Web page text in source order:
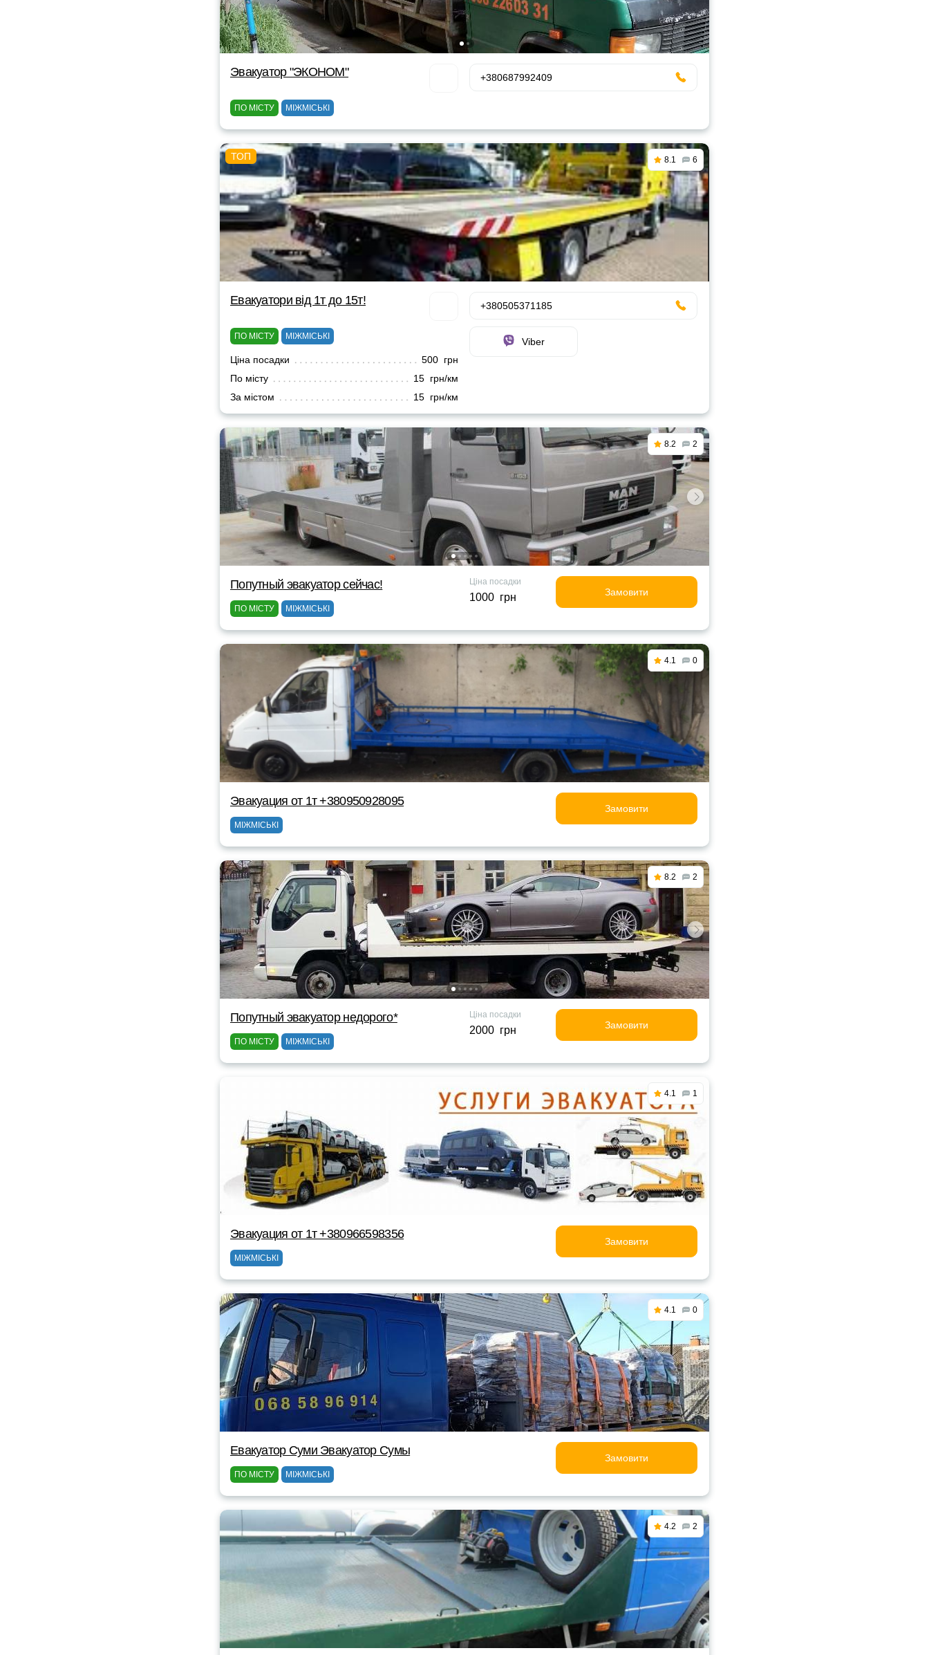
Эвакуатор "ЭКОНОМ"
ПО МІСТУ МІЖМІСЬКІ
+380687992409
8.1 6
Евакуатори від 1т до 15т!
ПО МІСТУ МІЖМІСЬКІ
Ціна посадки
500 грн
По місту
15 грн/км
За містом
15 грн/км
+380505371185
Viber
8.2 2
Попутный эвакуатор сейчас!
ПО МІСТУ МІЖМІСЬКІ
Ціна посадки
1000 грн Замовити
4.1 0
Эвакуация от 1т +380950928095
МІЖМІСЬКІ
Замовити
8.2 2
Попутный эвакуатор недорого*
ПО МІСТУ МІЖМІСЬКІ
Ціна посадки
2000 грн Замовити
4.1 1
Эвакуация от 1т +380966598356
МІЖМІСЬКІ
Замовити
4.1 0
Евакуатор Суми Эвакуатор Сумы
ПО МІСТУ МІЖМІСЬКІ
Замовити
4.2 2